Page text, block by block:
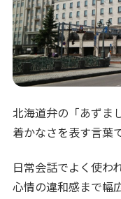
北海道弁の「あずま
着かなさを表す言葉で
日常会話でよく使わ
心情の違和感まで幅